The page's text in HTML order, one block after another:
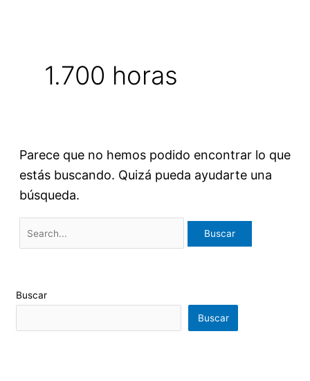
1.700 horas
Parece que no hemos podido encontrar lo que
estás buscando. Quizá pueda ayudarte una
búsqueda.
Buscar
Buscar